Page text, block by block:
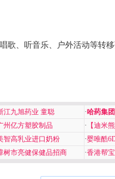
歌、听音乐、户外活动等转移
江九旭药业 童聪 ·哈药集
州亿方塑胶制品 · 【迪米
智高乳业进口奶粉 ·婴唯酷
树市亮健保健品招商 ·香港帮